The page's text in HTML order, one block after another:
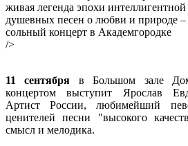
живая легенда эпохи
душевных песен о любви и природе –
сольный концерт в Академгородке
/>
11 сентября в Большом зале
концертом выступит Ярослав
Артист России, любимейший
ценителей песни "высокого
смысл и мелодика.